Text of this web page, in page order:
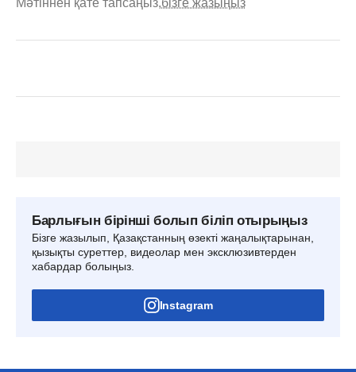
Мәтіннен қате тапсаңыз,бізге жазыңыз
Барлығын бірінші болып біліп отырыңыз
Бізге жазылып, Қазақстанның өзекті жаңалықтарынан,
қызықты суреттер, видеолар мен эксклюзивтерден
хабардар болыңыз.
Instagram